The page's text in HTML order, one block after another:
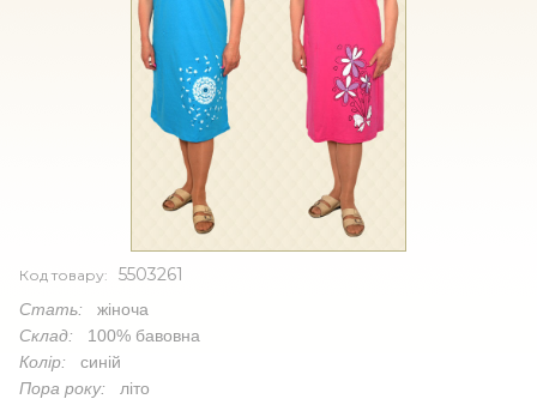
Код товару: 5503261
Стать: жіноча
Склад: 100% бавовна
Колір: синій
Пора року: літо